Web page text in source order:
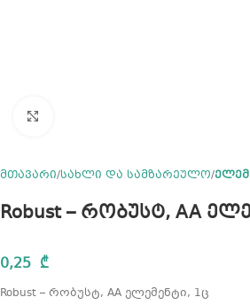
მთავარი სახლი და სამზარეულო
Robust – რობუსტ, AA
0,25 ₾
Robust – რობუსტ, AA ელემენტი, 1ც